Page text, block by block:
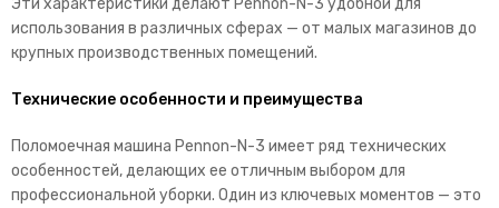
использования в различных сферах — от малых магазинов до
крупных производственных помещений.
Технические особенности и преимущества
Поломоечная машина Pennon-N-3 имеет ряд технических
особенностей, делающих ее отличным выбором для
профессиональной уборки. Один из ключевых моментов — это